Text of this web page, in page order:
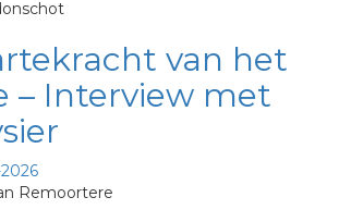
van het
– Interview met
Remoortere